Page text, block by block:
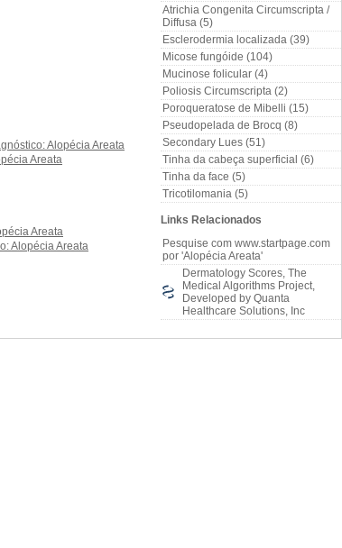
Atrichia Congenita Circumscripta /
Diffusa (5)
Esclerodermia localizada (39)
Micose fungóide (104)
Mucinose folicular (4)
Poliosis Circumscripta (2)
Poroqueratose de Mibelli (15)
Pseudopelada de Brocq (8)
Secondary Lues (51)
Tinha da cabeça superficial (6)
Tinha da face (5)
Tricotilomania (5)
Links Relacionados
Pesquise com www.startpage.com
por 'Alopécia Areata'
Dermatology Scores, The
Medical Algorithms Project,
Developed by Quanta
Healthcare Solutions, Inc